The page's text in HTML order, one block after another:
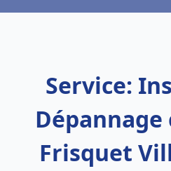
Service:
Frisquet